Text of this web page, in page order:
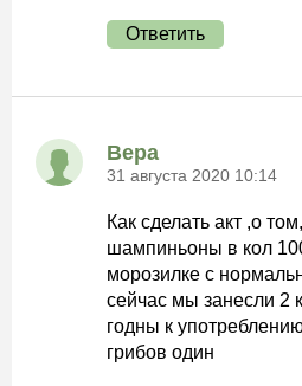
Ответить
Вера
31 августа 2020 10:14
Как сделать акт ,о
шампиньоны в кол
морозилке с
сейчас мы занесли 2
годны к
грибов один